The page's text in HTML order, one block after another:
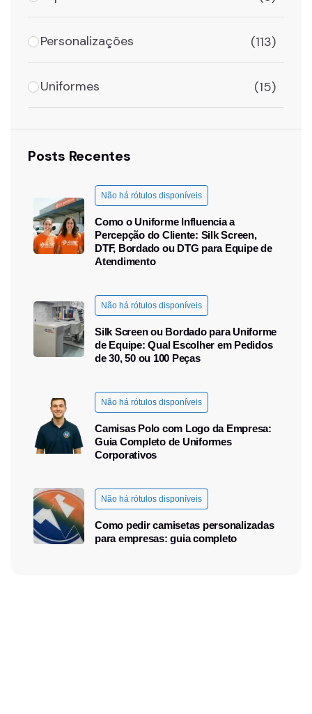
Personalizações (113)
Uniformes (15)
Posts Recentes
Não há rótulos disponíveis
Como o Uniforme Influencia a
Percepção do Cliente: Silk Screen,
DTF, Bordado ou DTG para Equipe de
Atendimento
Não há rótulos disponíveis
Silk Screen ou Bordado para Uniforme
de Equipe: Qual Escolher em Pedidos
de 30, 50 ou 100 Peças
Não há rótulos disponíveis
Camisas Polo com Logo da Empresa:
Guia Completo de Uniformes
Corporativos
Não há rótulos disponíveis
Como pedir camisetas personalizadas
para empresas: guia completo